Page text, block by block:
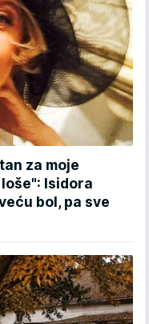
za moje
Isidora
bol, pa sve